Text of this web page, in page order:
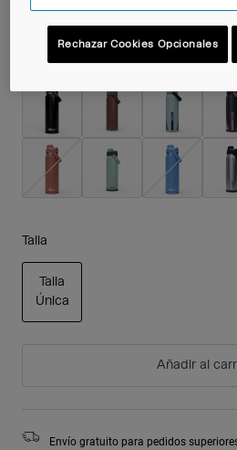
Talla
Talla
Única
Añadir al
Envío gratuito para pedidos
Rechazar Cookies Opcionales